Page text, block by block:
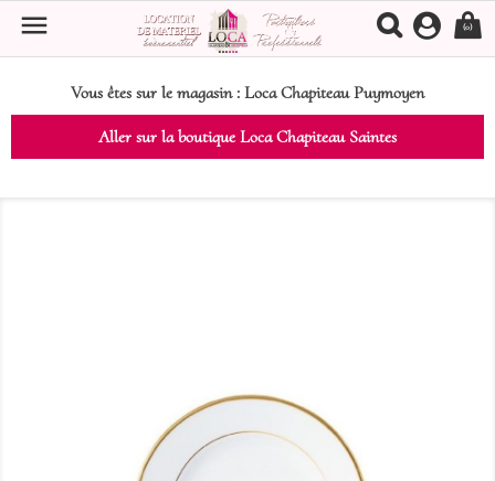
Vous êtes sur le magasin : Loca Chapiteau Puymoyen
Aller sur la boutique Loca Chapiteau Saintes
 (0)